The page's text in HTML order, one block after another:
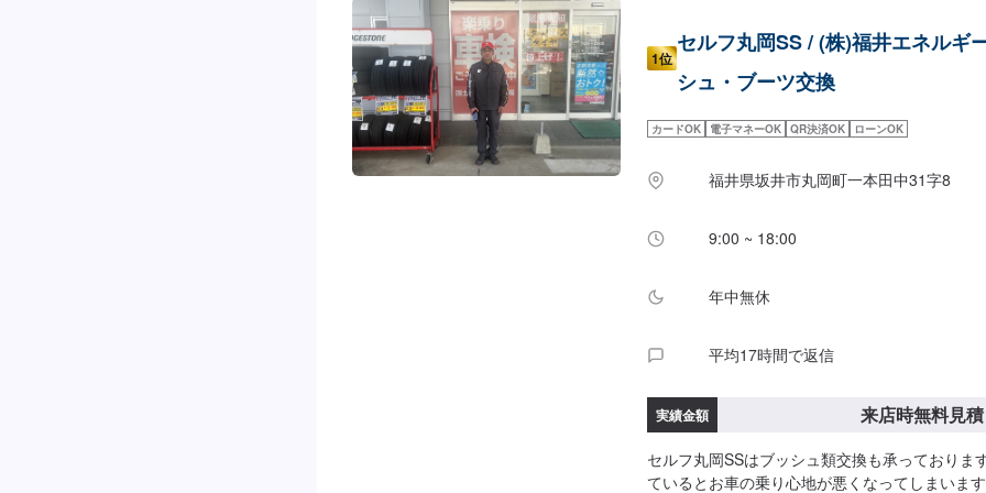
1位
セルフ丸岡SS / (株)福井エネルギ
シュ・ブーツ交換
カードOK 電子マネーOK QR決済OK ローンOK
福井県坂井市丸岡町一本田中31字8
9:00 ~ 18:00
年中無休
平均17時間で返信
実績金額 来店時無料見積
セルフ丸岡SSはブッシュ類交換も承っておりま
ているとお車の乗り心地が悪くなってしまいま